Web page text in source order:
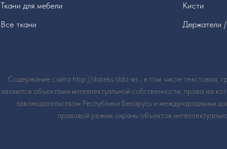
Ткани для мебели
Все ткани
Кисти
Держатели
Содержание сайта http://dateks.tilda.ws , в том числе текстовая,
являются объектами интеллектуальной собственности, права на
законодательством Республики Беларусь и международными
правовой режим охраны объектов